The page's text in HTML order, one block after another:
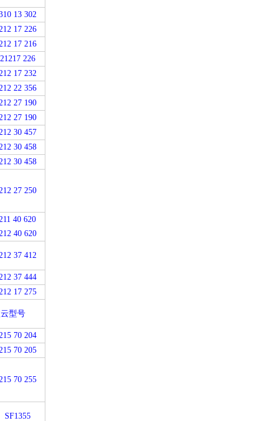
13 302
17 226
17 216
21217 226
17 232
22 356
27 190
27 190
30 457
30 458
30 458
27 250
40 620
40 620
37 412
37 444
17 275
型号
70 204
70 205
70 255
SF1355